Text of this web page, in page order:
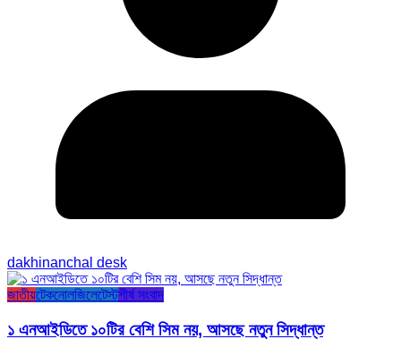
dakhinanchal desk
জাতীয়টেকনোলজিলেটেস্টশীর্ষ সংবাদ
১ এনআইডিতে ১০টির বেশি সিম নয়, আসছে নতুন সিদ্ধান্ত